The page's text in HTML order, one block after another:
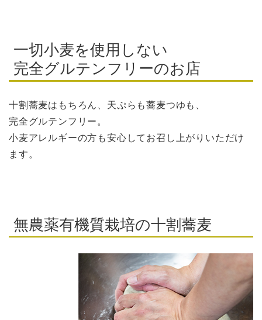
一切小麦を使用しない
完全グルテンフリーのお店
十割蕎麦はもちろん、天ぷらも蕎麦つゆも、
完全グルテンフリー。
小麦アレルギーの方も安心してお召し上がりいただけ
ます。
無農薬有機質栽培の十割蕎麦